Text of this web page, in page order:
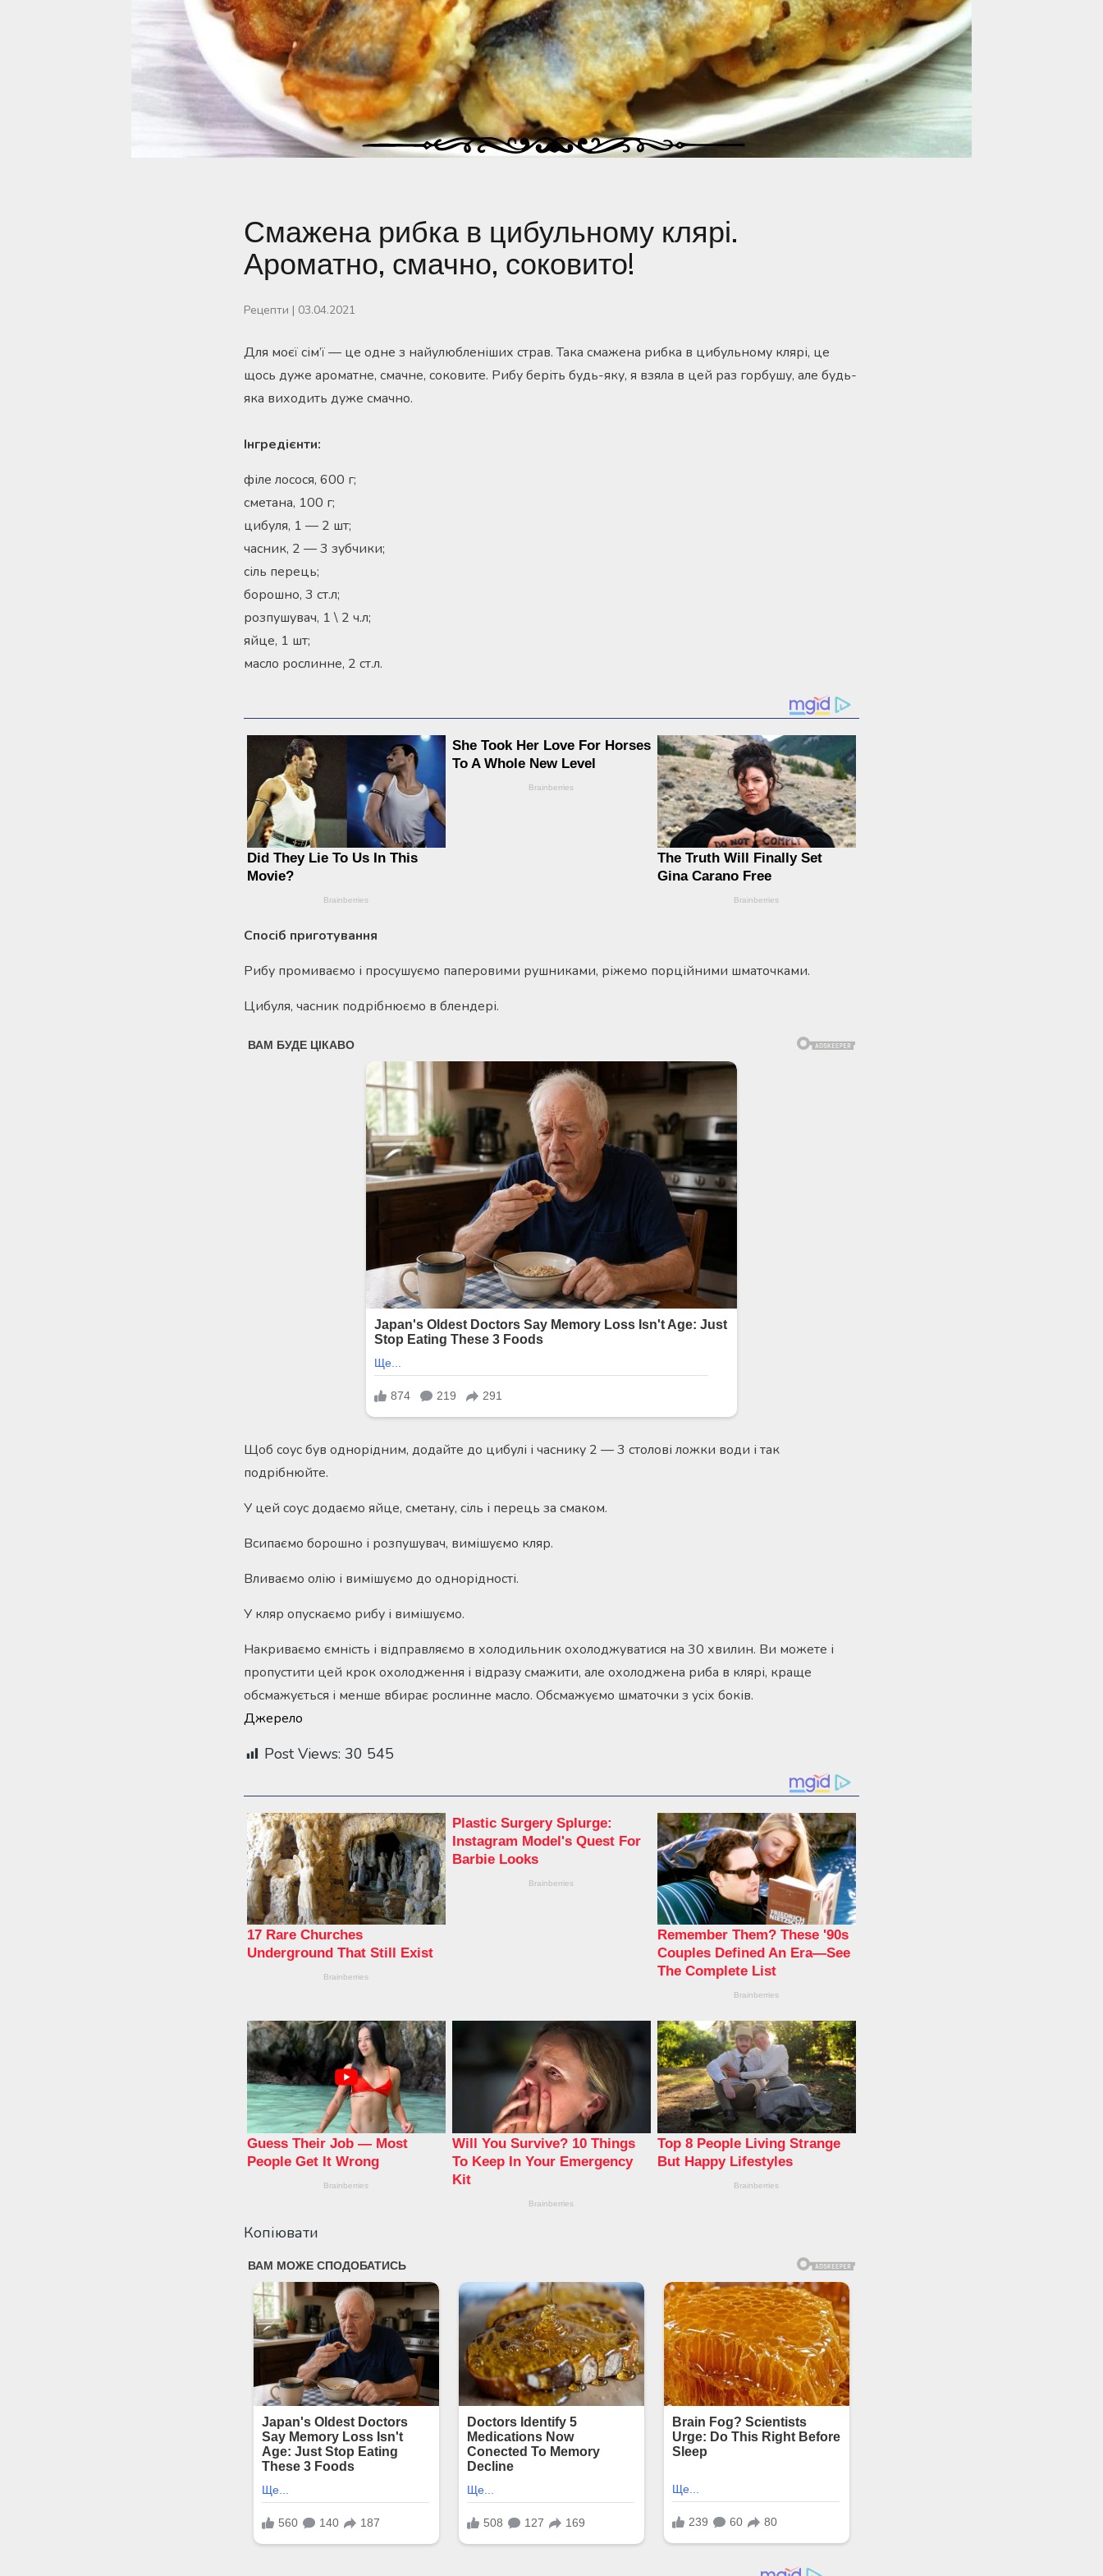
Смажена рибка в цибульному клярі.
Ароматно, смачно, соковито!
Рецепти | 03.04.2021
Для моєї сім’ї — це одне з найулюбленіших страв. Така смажена рибка в цибульному клярі, це
щось дуже ароматне, смачне, соковите. Рибу беріть будь-яку, я взяла в цей раз горбушу, але будь-
яка виходить дуже смачно.
Інгредієнти:
філе лосося, 600 г;
сметана, 100 г;
цибуля, 1 — 2 шт;
часник, 2 — 3 зубчики;
сіль перець;
борошно, 3 ст.л;
розпушувач, 1 \ 2 ч.л;
яйце, 1 шт;
масло рослинне, 2 ст.л.
Спосіб приготування
Рибу промиваємо і просушуємо паперовими рушниками, ріжемо порційними шматочками.
Цибуля, часник подрібнюємо в блендері.
Щоб соус був однорідним, додайте до цибулі і часнику 2 — 3 столові ложки води і так
подрібнюйте.
У цей соус додаємо яйце, сметану, сіль і перець за смаком.
Всипаємо борошно і розпушувач, вимішуємо кляр.
Вливаємо олію і вимішуємо до однорідності.
У кляр опускаємо рибу і вимішуємо.
Накриваємо ємність і відправляємо в холодильник охолоджуватися на 30 хвилин. Ви можете і
пропустити цей крок охолодження і відразу смажити, але охолоджена риба в клярі, краще
обсмажується і менше вбирає рослинне масло. Обсмажуємо шматочки з усіх боків.
Джерело
Post Views: 30 545
Копіювати